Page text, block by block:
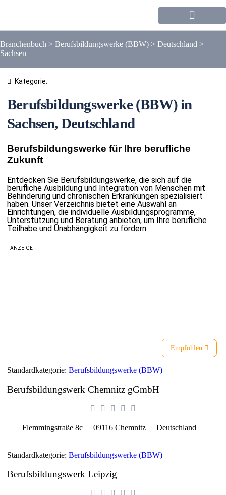
Branchenbuch > Berufsbildungswerke (BBW) > Deutschland >
Sachsen
Kategorie:
Berufsbildungswerke (BBW) in
Sachsen, Deutschland
Berufsbildungswerke für Ihre berufliche
Zukunft
Entdecken Sie Berufsbildungswerke, die sich auf die
berufliche Ausbildung und Integration von Menschen mit
Behinderung und chronischen Erkrankungen spezialisiert
haben. Unser Verzeichnis bietet eine Auswahl an
Einrichtungen, die individuelle Ausbildungsprogramme,
Unterstützung und Beratung anbieten, um Ihre berufliche
Teilhabe und Unabhängigkeit zu fördern.
ANZEIGE
Empfohlen
Standardkategorie: Berufsbildungswerke (BBW)
Berufsbildungswerk Chemnitz gGmbH
Flemmingstraße 8c 09116 Chemnitz Deutschland
Standardkategorie: Berufsbildungswerke (BBW)
Berufsbildungswerk Leipzig